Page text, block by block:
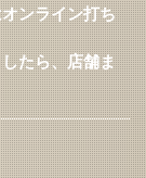
ンライン打ち
たら、店舗ま